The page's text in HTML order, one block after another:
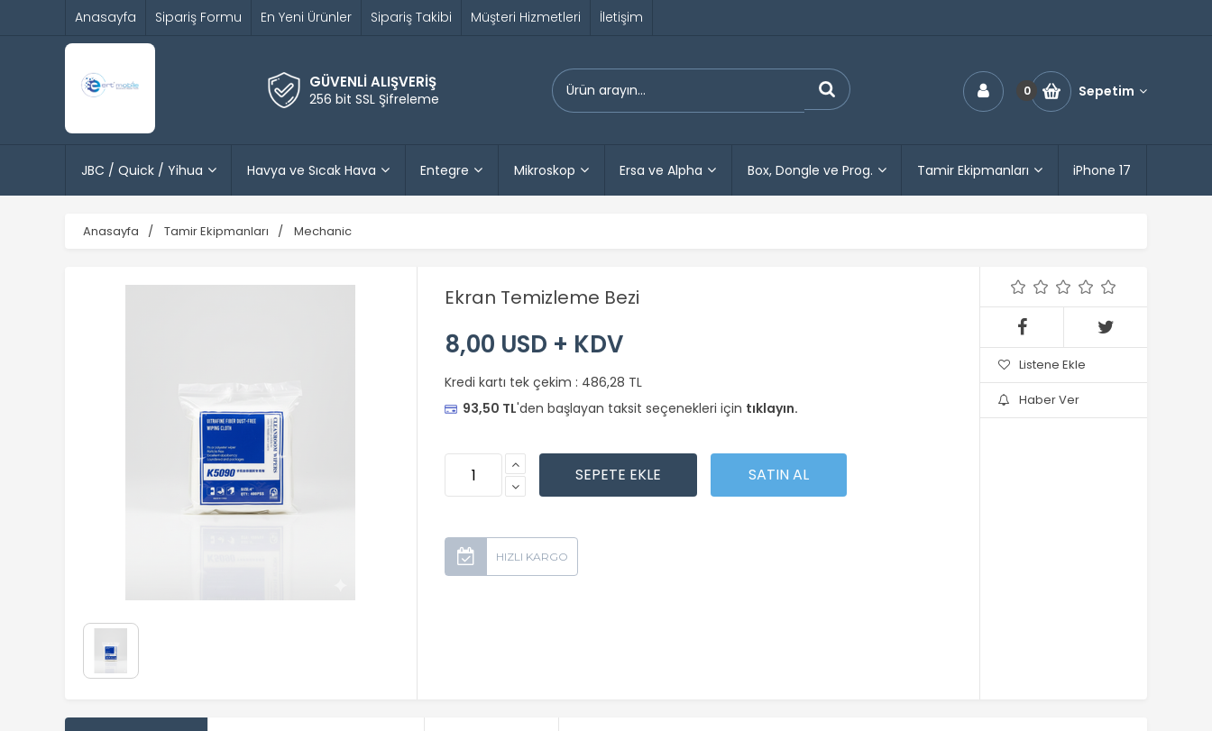
Anasayfa Sipariş Formu En Yeni Ürünler Sipariş Takibi Müşteri Hizmetleri İletişim
GÜVENLİ ALIŞVERİŞ
256 bit SSL Şifreleme 0 Sepetim
JBC / Quick / Yihua Havya ve Sıcak Hava Entegre Mikroskop Ersa ve Alpha Box, Dongle ve Prog. Tamir Ekipmanları iPhone 17
Anasayfa Tamir Ekipmanları Mechanic
Ekran Temizleme Bezi
8,00 USD + KDV
Kredi kartı tek çekim : 486,28 TL
93,50 TL'den başlayan taksit seçenekleri için tıklayın.
Listene Ekle
Haber Ver